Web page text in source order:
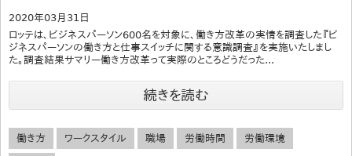
2020年03月31日
ロッテは、ビジネスパーソン600名を対象に、働き方改革の実情を調査した『ビ
ジネスパーソンの働き方と仕事スイッチに関する意識調査』を実施いたしまし
た。調査結果サマリー働き方改革って実際のところどうだった...
続きを読む
働き方 ワークスタイル 職場 労働時間 労働環境